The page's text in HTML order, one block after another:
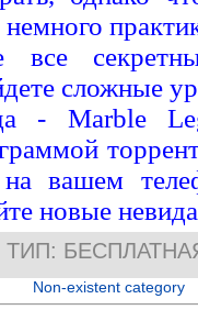
немного
все
сложные
- Marble
на вашем
новые
Non-existent category